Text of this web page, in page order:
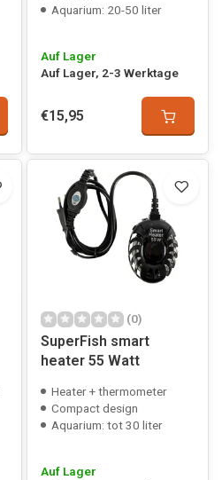
Aquarium: 20-50 liter
Auf Lager
Auf Lager, 2-3 Werktage
€15,95
(0)
SuperFish smart
heater 55 Watt
Heater + thermometer
Compact design
Aquarium: tot 30 liter
Auf Lager